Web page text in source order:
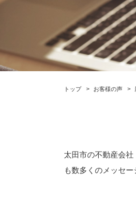
トップ お客様の声
太田市の不動産会
も数多くのメッセ